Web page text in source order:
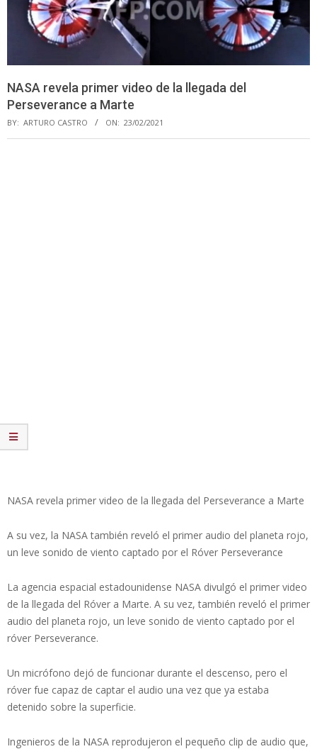
NASA revela primer video de la llegada del
Perseverance a Marte
BY: ARTURO CASTRO ON: 23/02/2021
NASA revela primer video de la llegada del Perseverance a Marte
A su vez, la NASA también reveló el primer audio del planeta rojo,
un leve sonido de viento captado por el Róver Perseverance
La agencia espacial estadounidense NASA divulgó el primer video
de la llegada del Róver a Marte. A su vez, también reveló el primer
audio del planeta rojo, un leve sonido de viento captado por el
róver Perseverance.
Un micrófono dejó de funcionar durante el descenso, pero el
róver fue capaz de captar el audio una vez que ya estaba
detenido sobre la superficie.
Ingenieros de la NASA reprodujeron el pequeño clip de audio que,